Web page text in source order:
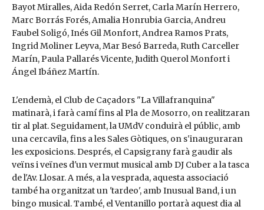
Bayot Miralles, Aida Redón Serret, Carla Marín Herrero,
Marc Borrás Forés, Amalia Honrubia Garcia, Andreu
Faubel Soligó, Inés Gil Monfort, Andrea Ramos Prats,
Ingrid Moliner Leyva, Mar Besó Barreda, Ruth Carceller
Marín, Paula Pallarés Vicente, Judith Querol Monfort i
Ángel Ibáñez Martín.
L'endemà, el Club de Caçadors "La Villafranquina"
matinarà, i farà camí fins al Pla de Mosorro, on realitzaran
tir al plat. Seguidament, la UMdV conduirà el públic, amb
una cercavila, fins a les Sales Gòtiques, on s'inauguraran
les exposicions. Després, el Capsigrany farà gaudir als
veïns i veïnes d'un vermut musical amb DJ Cuber a la tasca
de l'Av. Llosar. A més, a la vesprada, aquesta associació
també ha organitzat un 'tardeo', amb Inusual Band, i un
bingo musical. També, el Ventanillo portarà aquest dia al